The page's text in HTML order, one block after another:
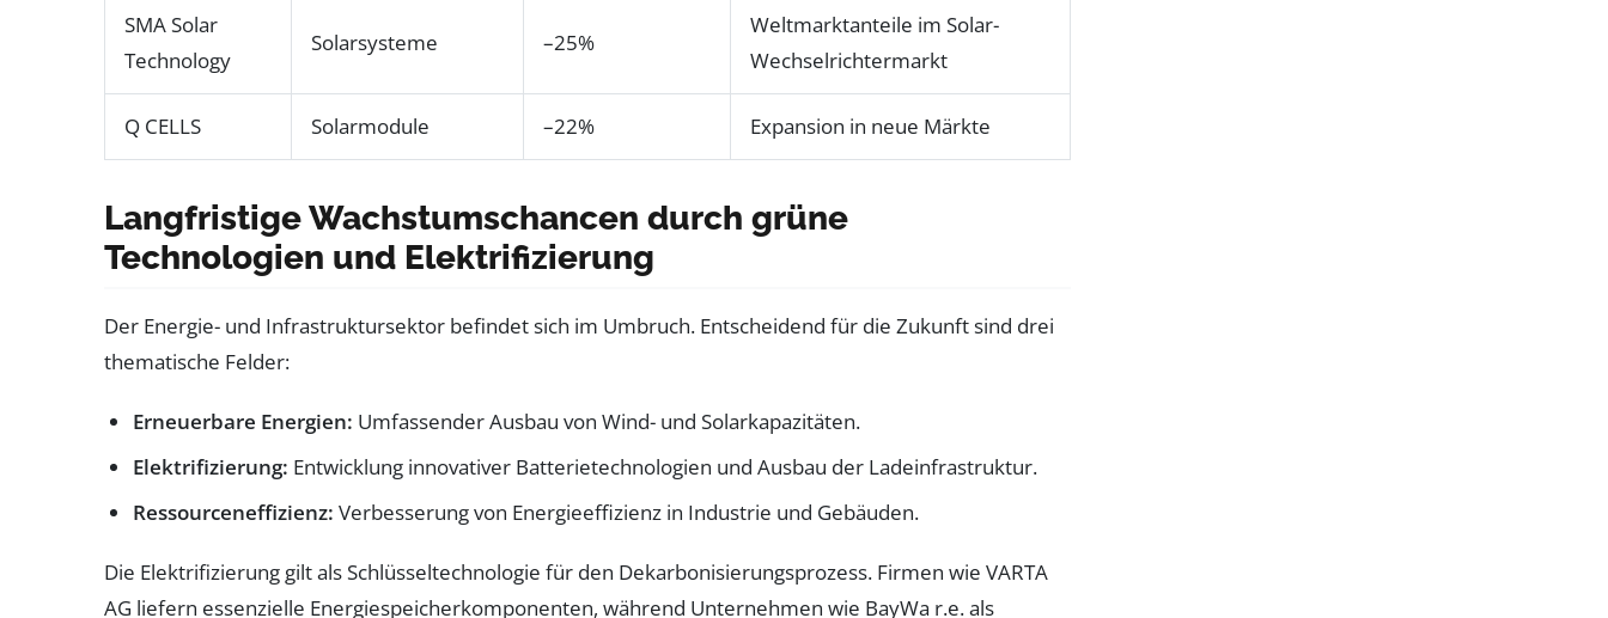
SMA Solar
Technology
Solarsysteme –25%
Weltmarktanteile im Solar-
Wechselrichtermarkt
Q CELLS Solarmodule –22% Expansion in neue Märkte
Langfristige Wachstumschancen durch grüne
Technologien und Elektrifizierung
Der Energie- und Infrastruktursektor befindet sich im Umbruch. Entscheidend für die Zukunft sind drei
thematische Felder:
Erneuerbare Energien: Umfassender Ausbau von Wind- und Solarkapazitäten.
Elektrifizierung: Entwicklung innovativer Batterietechnologien und Ausbau der Ladeinfrastruktur.
Ressourceneffizienz: Verbesserung von Energieeffizienz in Industrie und Gebäuden.
Die Elektrifizierung gilt als Schlüsseltechnologie für den Dekarbonisierungsprozess. Firmen wie VARTA
AG liefern essenzielle Energiespeicherkomponenten, während Unternehmen wie BayWa r.e. als